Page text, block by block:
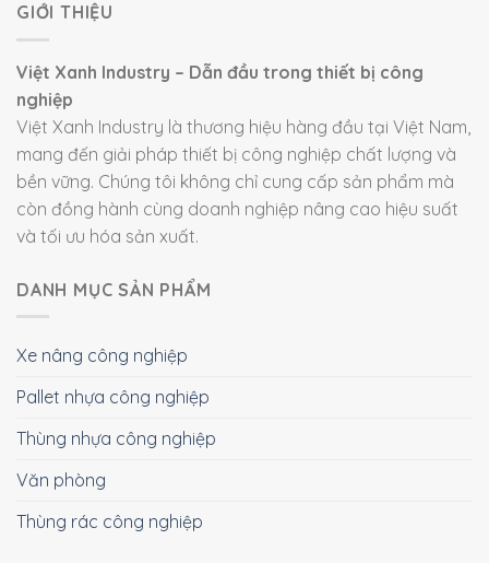
GIỚI THIỆU
Việt Xanh Industry – Dẫn đầu trong thiết bị công
nghiệp
Việt Xanh Industry là thương hiệu hàng đầu tại Việt Nam,
mang đến giải pháp thiết bị công nghiệp chất lượng và
bền vững. Chúng tôi không chỉ cung cấp sản phẩm mà
còn đồng hành cùng doanh nghiệp nâng cao hiệu suất
và tối ưu hóa sản xuất.
DANH MỤC SẢN PHẨM
Xe nâng công nghiệp
Pallet nhựa công nghiệp
Thùng nhựa công nghiệp
Văn phòng
Thùng rác công nghiệp